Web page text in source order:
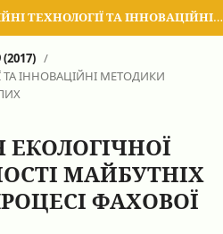
СУЧАСНІ ІНФОРМАЦІЙНІ ТЕХНОЛОГІЇ ТА ІННОВАЦІЙНІ МЕТОДИКИ НАВЧАННЯ В ПІДГОТОВЦІ ФАХІВЦІВ: МЕТОДОЛОГІЯ, ТЕОРІЯ, ДОСВІД, ПРОБЛЕМИ
/
ІННОВАЦІЙНІ МЕТОДИКИ
МАЙБУТНІХ
ФАХОВОЇ